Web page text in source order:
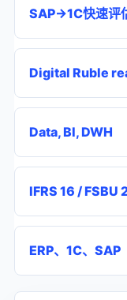
SAP→1C快速评
Digital Ruble
Data, BI, DWH
IFRS 16 / FSBU
ERP、1C、SAP